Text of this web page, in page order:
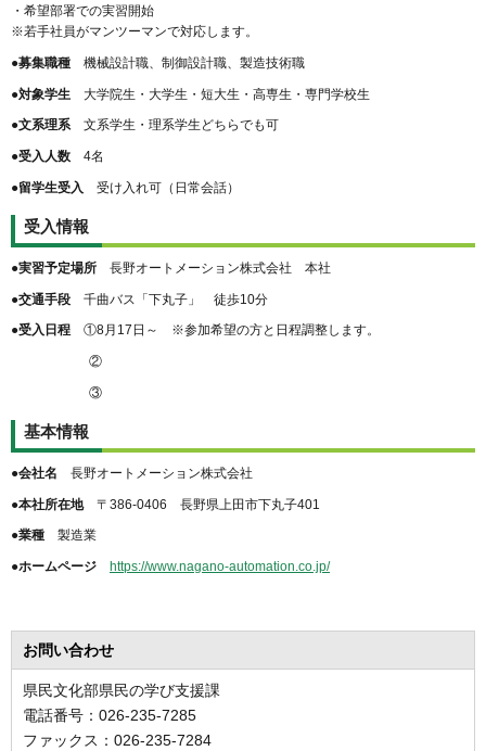
・希望部署での実習開始
※若手社員がマンツーマンで対応します。
●募集職種 機械設計職、制御設計職、製造技術職
●対象学生 大学院生・大学生・短大生・高専生・専門学校生
●文系理系文系学生・理系学生どちらでも可
●受入人数 4名
●留学生受入 受け入れ可（日常会話）
受入情報
●実習予定場所 長野オートメーション株式会社 本社
●交通手段 千曲バス「下丸子」 徒歩10分
●受入日程 ①8月17日～ ※参加希望の方と日程調整します。
②
③
基本情報
●会社名 長野オートメーション株式会社
●本社所在地〒386-0406 長野県上田市下丸子401
●業種 製造業
●ホームページ https://www.nagano-automation.co.jp/
お問い合わせ
県民文化部県民の学び支援課
電話番号：026-235-7285
ファックス：026-235-7284